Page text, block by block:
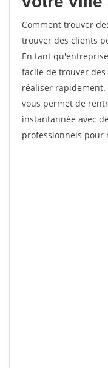
Comment trouver
trouver des clients
En tant
facile de trouver
réaliser
vous permet de
instantannée avec
professionnels pour